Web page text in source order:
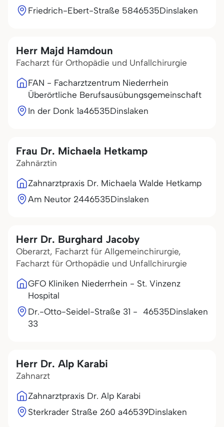
Friedrich-Ebert-Straße 5846535Dinslaken
Herr Majd Hamdoun
Facharzt für Orthopädie und Unfallchirurgie
FAN - Facharztzentrum Niederrhein
Überörtliche Berufsausübungsgemeinschaft
In der Donk 1a46535Dinslaken
Frau Dr. Michaela Hetkamp
Zahnärztin
Zahnarztpraxis Dr. Michaela Walde Hetkamp
Am Neutor 2446535Dinslaken
Herr Dr. Burghard Jacoby
Oberarzt, Facharzt für Allgemeinchirurgie,
Facharzt für Orthopädie und Unfallchirurgie
GFO Kliniken Niederrhein - St. Vinzenz
Hospital
Dr.-Otto-Seidel-Straße 31 -
33
46535Dinslaken
Herr Dr. Alp Karabi
Zahnarzt
Zahnarztpraxis Dr. Alp Karabi
Sterkrader Straße 260 a46539Dinslaken